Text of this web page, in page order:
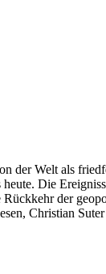
der Welt als
Die
der
Christian